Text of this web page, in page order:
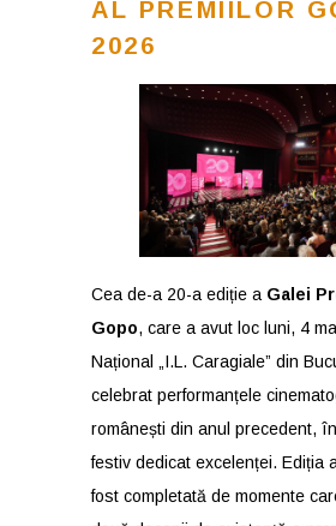
AL PREMIILOR
2026
Cea de-a 20-a ediție a Galei
Gopo, care a avut loc luni, 4
Național „I.L. Caragiale” din
celebrat performanțele
românești din anul precedent,
festiv dedicat excelenței. Ediția
fost completată de momente